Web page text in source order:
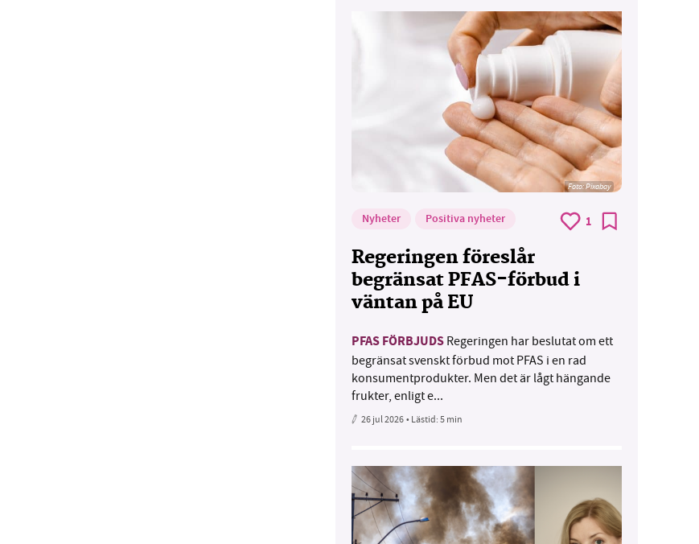
Foto:Pixabay
Nyheter Positiva nyheter 1
Regeringen föreslår
begränsat PFAS-förbud i
väntan på EU
PFAS FÖRBJUDS Regeringen har beslutat om ett
begränsat svenskt förbud mot PFAS i en rad
konsumentprodukter. Men det är lågt hängande
frukter, enligt e...
26 jul 2026• Lästid:5 min